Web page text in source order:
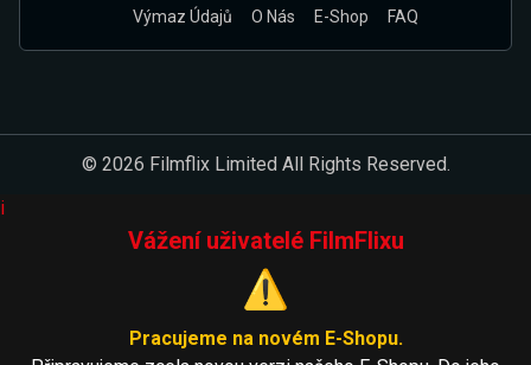
Výmaz Údajů
O Nás E-Shop FAQ
© 2026 Filmflix Limited All Rights Reserved.
i
Vážení uživatelé FilmFlixu
⚠️
Pracujeme na novém E-Shopu.